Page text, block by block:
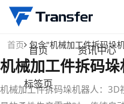
首页 资讯中心
标签页
首页 包含"机械加工件拆码垛
机械加工件拆码
机械加工件拆码垛机器人：